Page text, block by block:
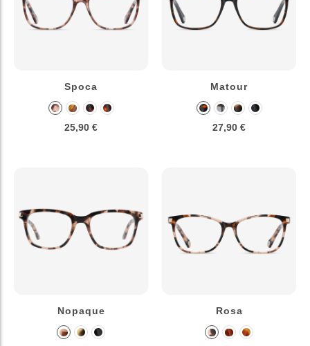
Spoca
25,90 €
Matour
27,90 €
Nopaque Rosa